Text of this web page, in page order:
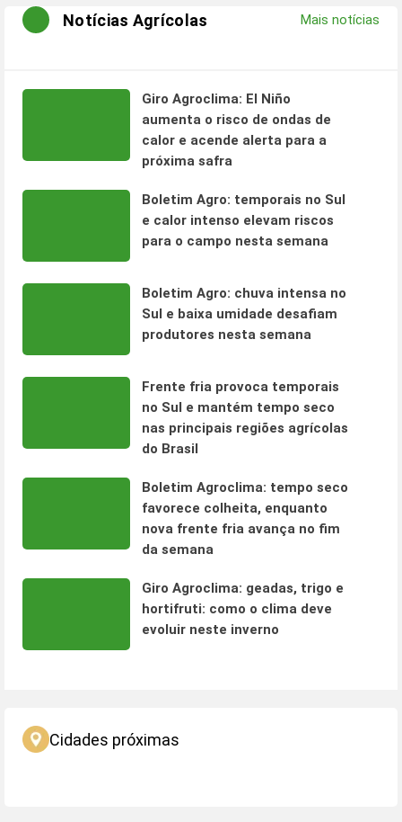
Notícias Agrícolas Mais notícias
Giro Agroclima: El Niño
aumenta o risco de ondas de
calor e acende alerta para a
próxima safra
Boletim Agro: temporais no Sul
e calor intenso elevam riscos
para o campo nesta semana
Boletim Agro: chuva intensa no
Sul e baixa umidade desafiam
produtores nesta semana
Frente fria provoca temporais
no Sul e mantém tempo seco
nas principais regiões agrícolas
do Brasil
Boletim Agroclima: tempo seco
favorece colheita, enquanto
nova frente fria avança no fim
da semana
Giro Agroclima: geadas, trigo e
hortifruti: como o clima deve
evoluir neste inverno
Cidades próximas